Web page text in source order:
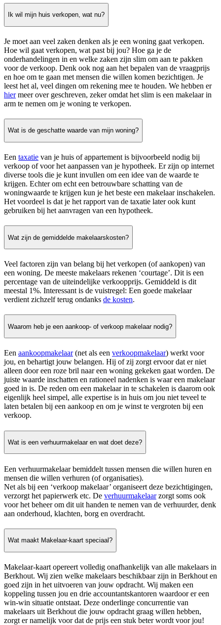
Ik wil mijn huis verkopen, wat nu?
Je moet aan veel zaken denken als je een woning gaat verkopen.
Hoe wil gaat verkopen, wat past bij jou? Hoe ga je de
onderhandelingen in en welke zaken zijn slim om aan te pakken
voor de verkoop. Denk ook nog aan het bepalen van de vraagprijs
en hoe om te gaan met mensen die willen komen bezichtigen. Je
leest het al, veel dingen om rekening mee te houden. We hebben er
hiermeer over geschreven, zeker omdat het slim is een makelaar in
arm te nemen om je woning te verkopen.
Wat is de geschatte waarde van mijn woning?
Een taxatie van je huis of appartement is bijvoorbeeld nodig bij
verkoop of voor het aanpassen van je hypotheek. Er zijn op internet
diverse tools die je kunt invullen om een idee van de waarde te
krijgen. Echter om echt een betrouwbare schatting van de
woningwaarde te krijgen kun je het beste een makelaar inschakelen.
Het voordeel is dat je het rapport van de taxatie later ook kunt
gebruiken bij het aanvragen van een hypotheek.
Wat zijn de gemiddelde makelaarskosten?
Veel factoren zijn van belang bij het verkopen (of aankopen) van
een woning. De meeste makelaars rekenen ‘courtage’. Dit is een
percentage van de uiteindelijke verkoopprijs. Gemiddeld is dit
meestal 1%. Interessant is de vuistregel: Een goede makelaar
verdient zichzelf terug ondanks de kosten.
Waarom heb je een aankoop- of verkoop makelaar nodig?
Een aankoopmakelaar(net als een verkoopmakelaar) werkt voor
jou, en behartigt jouw belangen. Hij of zij zorgt ervoor dat er niet
alleen door een roze bril naar een woning gekeken gaat worden. De
juiste waarde inschatten en rationeel nadenken is waar een makelaar
goed in is. De reden om een makelaar in te schakelen is daarom ook
eigenlijk heel simpel, alle expertise is in huis om jou niet teveel te
laten betalen bij een aankoop en om je winst te vergroten bij een
verkoop.
Wat is een verhuurmakelaar en wat doet deze?
Een verhuurmakelaar bemiddelt tussen mensen die willen huren en
mensen die willen verhuren (of organisaties).
Net als bij een ‘verkoop makelaar’ organiseert deze bezichtigingen,
verzorgt het papierwerk etc. De verhuurmakelaarzorgt soms ook
voor het beheer om dit uit handen te nemen van de verhuurder, denk
aan onderhoud, klachten, borg en overdracht.
Wat maakt Makelaar-kaart speciaal?
Makelaar-kaart opereert volledig onafhankelijk van alle makelaars in
Berkhout. Wij zien welke makelaars beschikbaar zijn in Berkhout en
goed zijn in het uitvoeren van jouw opdracht. Wij maken een
koppeling tussen jou en drie accountantskantoren waardoor er een
win-win situatie ontstaat. Deze onderlinge concurrentie van
makelaars uit Berkhout die jouw opdracht graag willen hebben,
zorgt er namelijk voor dat de prijs een stuk beter wordt voor jou!